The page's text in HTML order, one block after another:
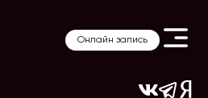
Онлайн запись